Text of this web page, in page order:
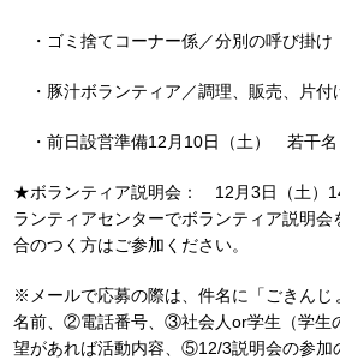
・ゴミ捨てコーナー係／分別の呼び掛
・豚汁ボランティア／調理、販売、片
・前日設営準備12月10日（土） 若干名
★ボランティア説明会： 12月3日（土）
ランティアセンターでボランティア説明
合のつく方はご参加ください。
※メールで応募の際は、件名に「ごきん
名前、②電話番号、③社会人or学生（学生
望があれば活動内容、⑤12/3説明会の参